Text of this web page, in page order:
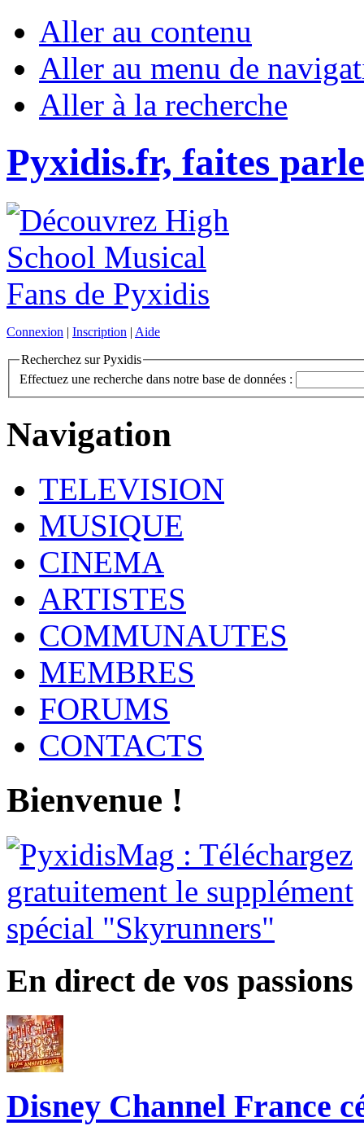
Aller au contenu
Aller au menu de
Aller à la recherche
Pyxidis.fr, faites
Connexion | Inscription | Aide
Recherchez sur Pyxidis
Effectuez une recherche dans notre base de données :
Navigation
TELEVISION
MUSIQUE
CINEMA
ARTISTES
COMMUNAUTES
MEMBRES
FORUMS
CONTACTS
Bienvenue !
En direct de vos passions
Disney Channel France